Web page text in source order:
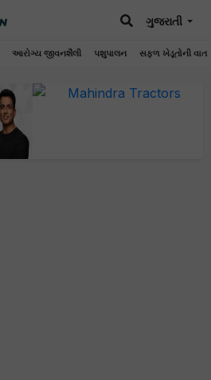
આરોગ્ય જીવનશૈલી પશુપાલન સફળ ખેડૂતોની વાત
ગુજરાતી